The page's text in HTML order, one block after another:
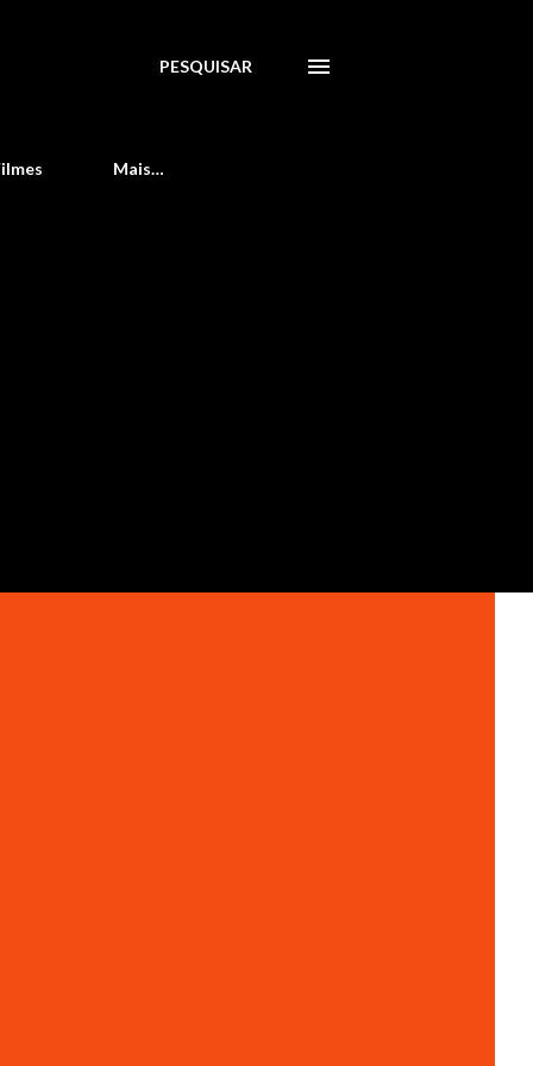
PESQUISAR
Mais…